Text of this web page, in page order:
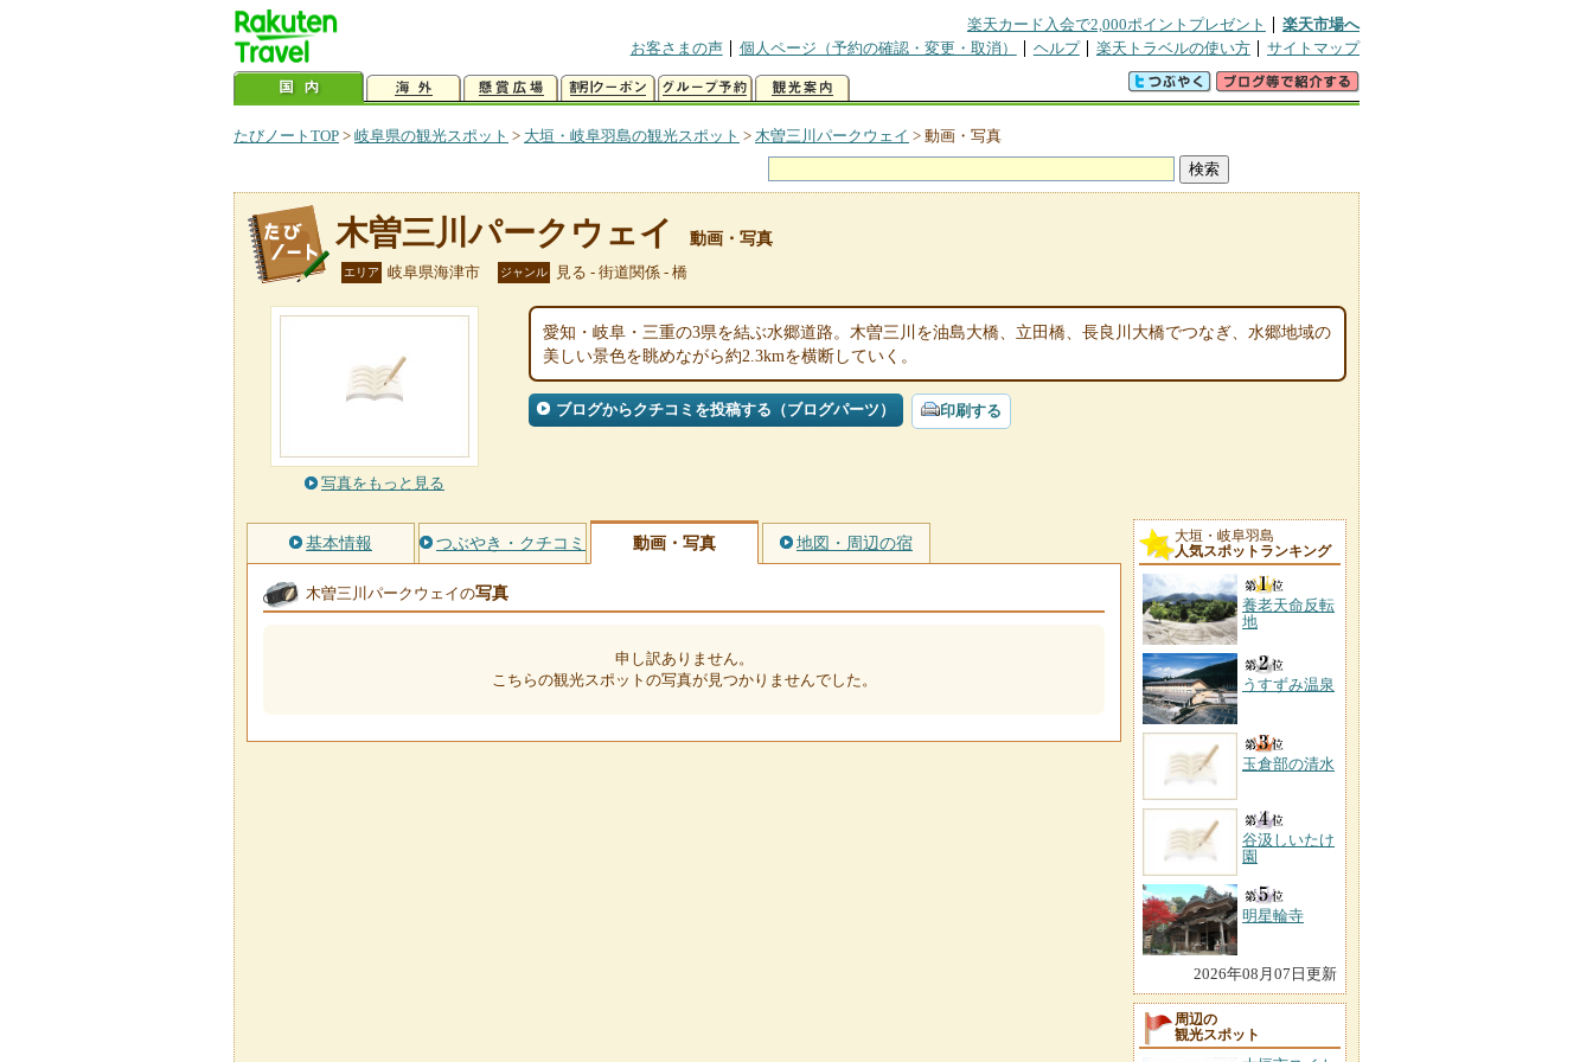
楽天カード入会で2,000ポイントプレゼント
楽天市場へ
お客さまの声
個人ページ（予約の確認・変更・取消） ヘルプ 楽天トラベルの使い方 サイトマップ
たびノートTOP > 岐阜県の観光スポット > 大垣・岐阜羽島の観光スポット > 木曽三川パークウェイ > 動画・写真
木曽三川パークウェイ 動画・写真
エリア 岐阜県海津市 ジャンル 見る - 街道関係 - 橋
写真をもっと見る
愛知・岐阜・三重の3県を結ぶ水郷道路。木曽三川を油島大橋、立田橋、長良川大橋でつなぎ、水郷地域の
美しい景色を眺めながら約2.3kmを横断していく。
ブログからクチコミを投稿する（ブログパーツ） 印刷する
基本情報 つぶやき・クチコミ 動画・写真 地図・周辺の宿
木曽三川パークウェイの写真
申し訳ありません。
こちらの観光スポットの写真が見つかりませんでした。
大垣・岐阜羽島
人気スポットランキング
養老天命反転
地
うすずみ温泉
玉倉部の清水
谷汲しいたけ
園
明星輪寺
2026年08月07日更新
周辺の
観光スポット